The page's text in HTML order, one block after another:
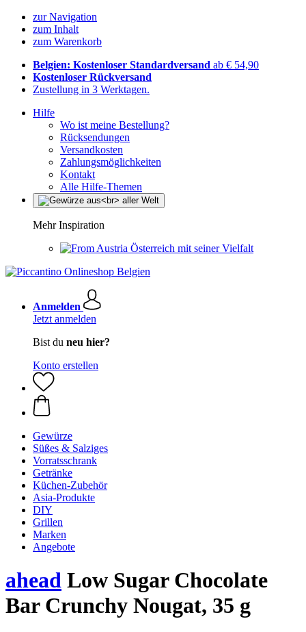
zur Navigation
zum Inhalt
zum Warenkorb
Belgien: Kostenloser Standardversand ab € 54,90
Kostenloser Rückversand
Zustellung in 3 Werktagen.
Hilfe
Wo ist meine Bestellung?
Rücksendungen
Versandkosten
Zahlungsmöglichkeiten
Kontakt
Alle Hilfe-Themen
Mehr Inspiration
Österreich mit seiner Vielfalt
Anmelden
Jetzt anmelden
Bist du neu hier?
Konto erstellen
Gewürze
Süßes & Salziges
Vorratsschrank
Getränke
Küchen-Zubehör
Asia-Produkte
DIY
Grillen
Marken
Angebote
ahead Low Sugar Chocolate
Bar Crunchy Nougat, 35 g